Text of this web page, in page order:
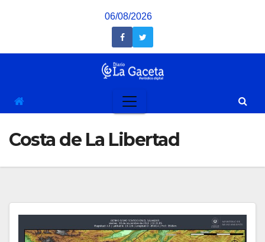
06/08/2026
Costa de La Libertad